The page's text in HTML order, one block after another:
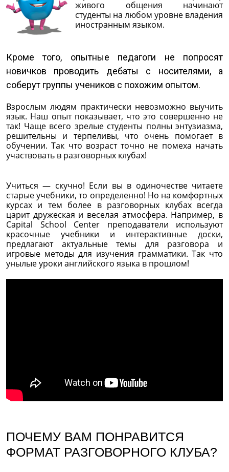
живого общения начинают
студенты на любом уровне владения
иностранным языком.
Кроме того, опытные педагоги не попросят
новичков проводить дебаты с носителями, а
соберут группы учеников с похожим опытом.
Взрослым людям практически невозможно выучить
язык. Наш опыт показывает, что это совершенно не
так! Чаще всего зрелые студенты полны энтузиазма,
решительны и терпеливы, что очень помогает в
обучении. Так что возраст точно не помеха начать
участвовать в разговорных клубах!
Учиться — скучно! Если вы в одиночестве читаете
старые учебники, то определенно! Но на комфортных
курсах и тем более в разговорных клубах всегда
царит дружеская и веселая атмосфера. Например, в
Capital School Center преподаватели используют
красочные учебники и интерактивные доски,
предлагают актуальные темы для разговора и
игровые методы для изучения грамматики. Так что
унылые уроки английского языка в прошлом!
ПОЧЕМУ ВАМ ПОНРАВИТСЯ
ФОРМАТ РАЗГОВОРНОГО КЛУБА?